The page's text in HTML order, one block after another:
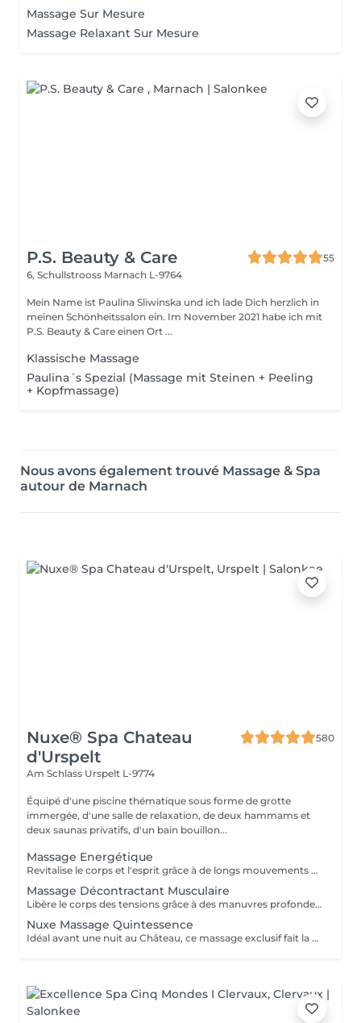
Massage Sur Mesure
Massage Relaxant Sur Mesure
P.S. Beauty & Care
55
6, Schullstrooss Marnach L-9764
Mein Name ist Paulina Sliwinska und ich lade Dich herzlich in
meinen Schönheitssalon ein. Im November 2021 habe ich mit
P.S. Beauty & Care einen Ort ...
Klassische Massage
Paulina´s Spezial (Massage mit Steinen + Peeling
+ Kopfmassage)
Nous avons également trouvé Massage & Spa
autour de Marnach
Nuxe® Spa Chateau
d'Urspelt
580
Am Schlass Urspelt L-9774
Équipé d'une piscine thématique sous forme de grotte
immergée, d'une salle de relaxation, de deux hammams et
deux saunas privatifs, d'un bain bouillon...
Massage Energétique
Revitalise le corps et l'esprit grâce à de longs mouvements amples et rythmés s'inspirant du flux des vagues. Geste après geste, il infuse le corps d'une nouvelle énergie.
Massage Décontractant Musculaire
Libère le corps des tensions grâce à des manuvres profondes ponctuées d'étirements et de pressions ciblées. Le soin idéal pour une détente profonde et propice à soulager les courbatures.
Nuxe Massage Quintessence
Idéal avant une nuit au Château, ce massage exclusif fait la part belle aux effluves de lavande et de figue, signatures du lieu. Allongé sur un coussin de lavande, le soin débutera au son d'un carillon, faisant ensuite place à un massage du corps enveloppant. L'utilisation de la pierre d'améthyste permettra de calmer les dernières tensions.